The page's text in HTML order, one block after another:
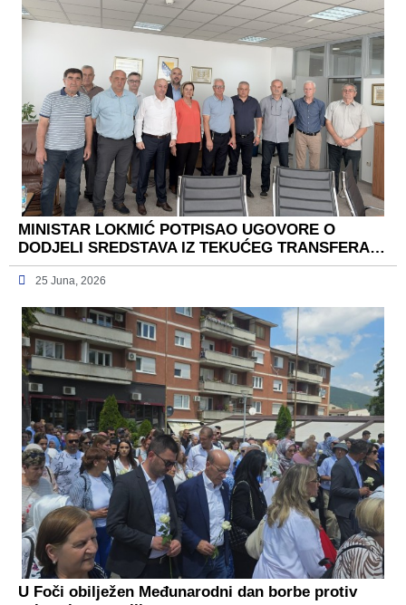
MINISTAR LOKMIĆ POTPISAO UGOVORE O
DODJELI SREDSTAVA IZ TEKUĆEG TRANSFERA…
25 Juna, 2026
U Foči obilježen Međunarodni dan borbe protiv